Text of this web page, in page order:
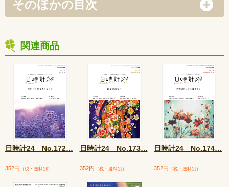
そのほかの目次
関連商品
日時計24 No.172…
352円 （税・送料別）
日時計24 No.173…
352円 （税・送料別）
日時計24 No.174…
352円 （税・送料別）